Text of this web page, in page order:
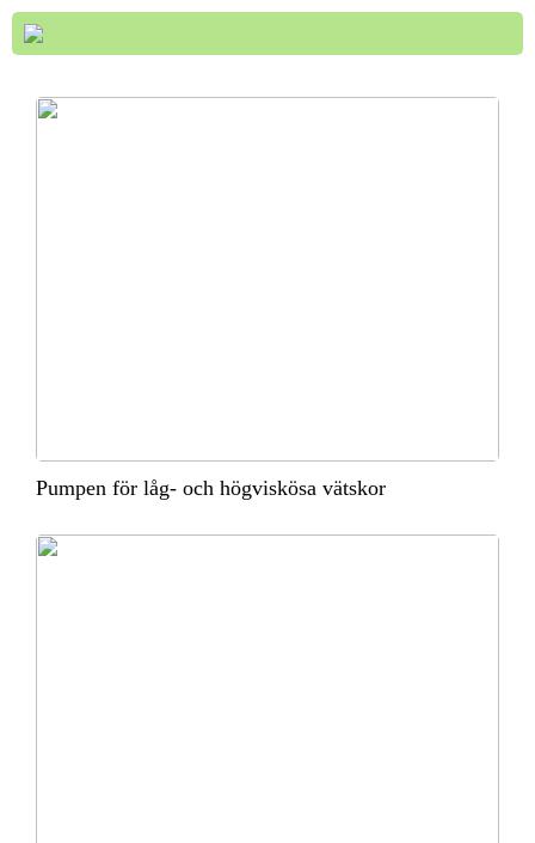
Pumpen för låg- och högviskösa vätskor